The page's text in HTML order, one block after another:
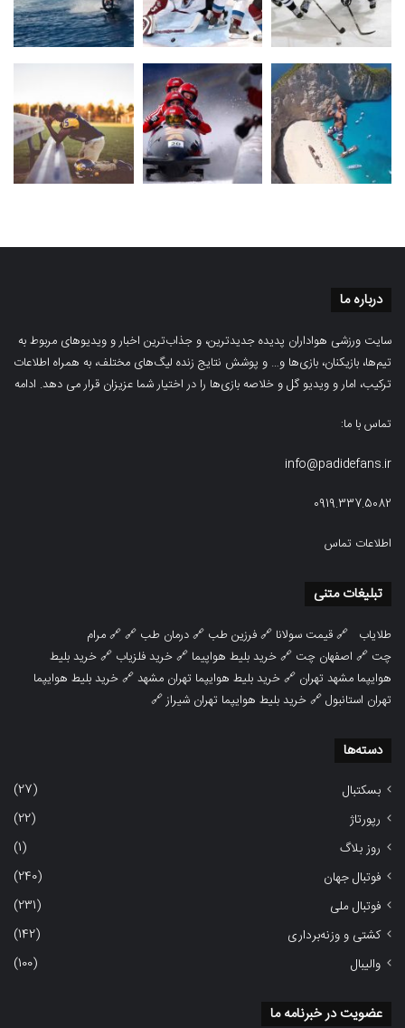
درباره ما
سایت ورزشی هواداران پدیده جدیدترین، و جذاب‌ترین اخبار و ویدیوهای مربوط به
تیم‌ها، بازیکنان، بازی‌ها و… و پوشش نتایج زنده لیگ‌های مختلف، به همراه اطلاعات
ترکیب، امار و ویدیو‌‌ گل‌ و خلاصه بازی‌ها را در اختیار شما عزیزان قرار می دهد. ادامه
تماس با ما:
info@padidefans.ir
0919.337.5082
اطلاعات تماس
تبلیغات متنی
طلایاب 🔗قیمت سولانا 🔗فرزین طب 🔗درمان طب 🔗 🔗مرام
چت 🔗 اصفهان چت 🔗خرید بلیط هواپیما 🔗خرید فلزیاب 🔗خرید بلیط
هوایپما مشهد تهران 🔗خرید بلیط هوایپما تهران مشهد🔗خرید بلیط هوایپما
تهران استانبول🔗خرید بلیط هوایپما تهران شیراز🔗
دسته‌ها
بسکتبال
(27)
رپورتاژ
(22)
روز بلاگ
(1)
فوتبال جهان
(240)
فوتبال ملی
(231)
کشتی و وزنه‌برداری
(142)
والیبال
(100)
عضویت در خبرنامه ما